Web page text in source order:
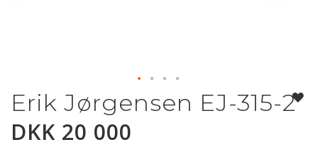
Gå
til
begynnelsen
av
Erik Jørgensen EJ-315-2
DKK 20 000